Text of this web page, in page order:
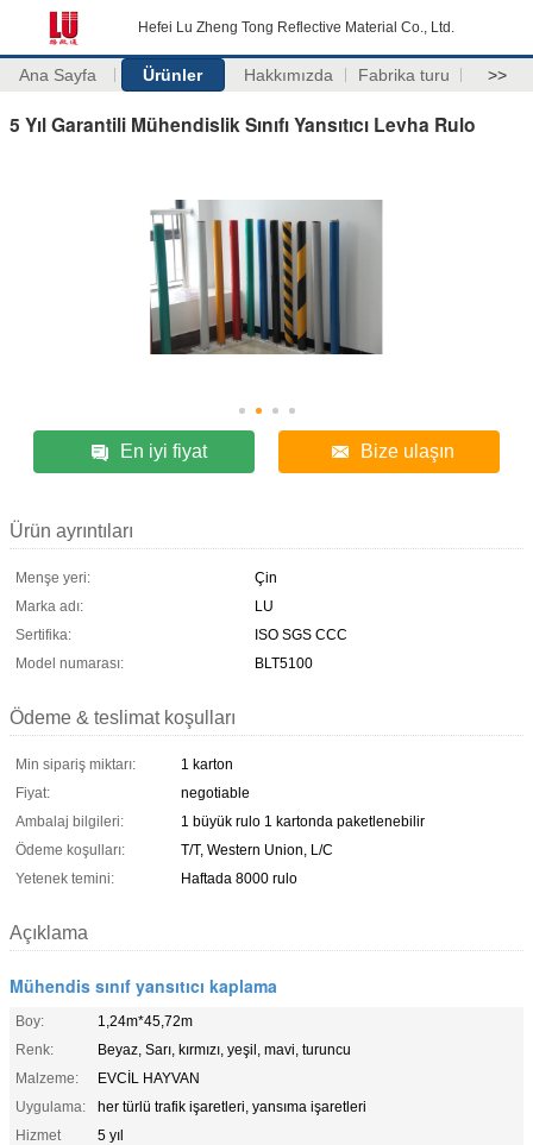
Hefei Lu Zheng Tong Reflective Material Co., Ltd.
Ana Sayfa Ürünler Hakkımızda Fabrika turu >>
5 Yıl Garantili Mühendislik Sınıfı Yansıtıcı Levha Rulo
En iyi fiyat Bize ulaşın
Ürün ayrıntıları
Menşe yeri:
Çin
Marka adı:
LU
Sertifika:
ISO SGS CCC
Model numarası:
BLT5100
Ödeme & teslimat koşulları
Min sipariş miktarı:
1 karton
Fiyat:
negotiable
Ambalaj bilgileri:
1 büyük rulo 1 kartonda paketlenebilir
Ödeme koşulları:
T/T, Western Union, L/C
Yetenek temini:
Haftada 8000 rulo
Açıklama
Mühendis sınıf yansıtıcı kaplama
Boy:
1,24m*45,72m
Renk:
Beyaz, Sarı, kırmızı, yeşil, mavi, turuncu
Malzeme:
EVCİL HAYVAN
Uygulama:
her türlü trafik işaretleri, yansıma işaretleri
Hizmet
5 yıl